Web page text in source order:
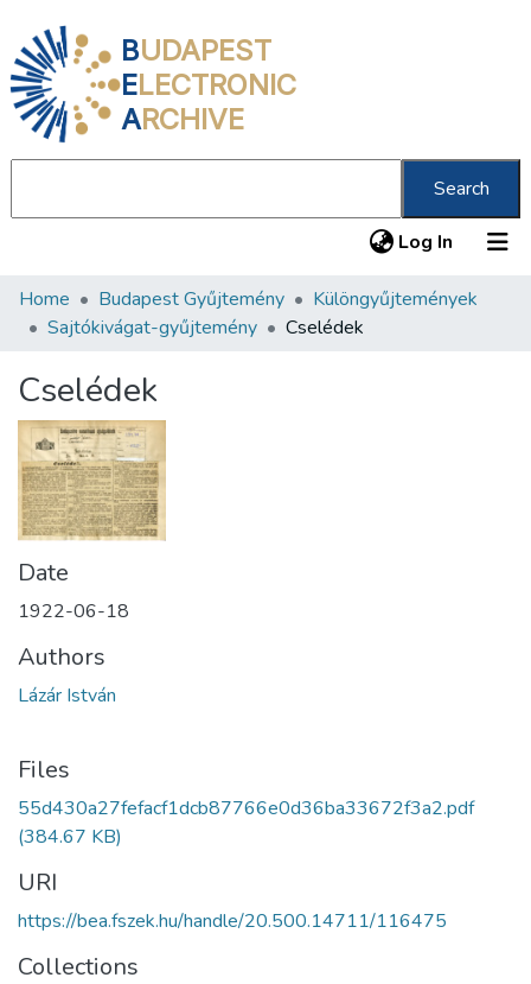
BUDAPEST
ELECTRONIC
ARCHIVE
Search
Log In (current)
Communities & Collections
Statistics
About us
Home Budapest Gyűjtemény
Különgyűjtemények
Sajtókivágat-gyűjtemény
Cselédek
Cselédek
Date
1922-06-18
Authors
Lázár István
Files
55d430a27fefacf1dcb87766e0d36ba33672f3a2.pdf
(384.67 KB)
URI
https://bea.fszek.hu/handle/20.500.14711/116475
Collections